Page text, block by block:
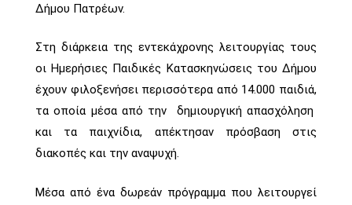
Δήμου Πατρέων.
Στη διάρκεια της εντεκάχρονης λειτουργίας τους
οι Ημερήσιες Παιδικές Κατασκηνώσεις του Δήμου
έχουν φιλοξενήσει περισσότερα από 14.000 παιδιά,
τα οποία μέσα από την δημιουργική απασχόληση
και τα παιχνίδια, απέκτησαν πρόσβαση στις
διακοπές και την αναψυχή.
Μέσα από ένα δωρεάν πρόγραμμα που λειτουργεί